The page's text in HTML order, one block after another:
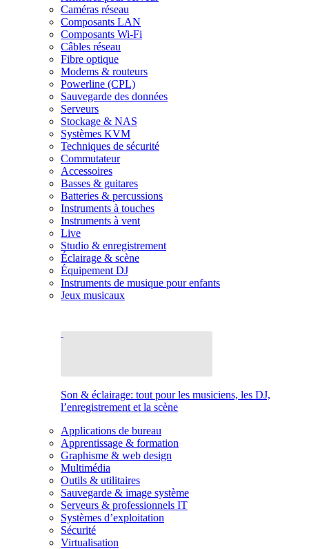
Caméras réseau
Composants LAN
Composants Wi-Fi
Câbles réseau
Fibre optique
Modems & routeurs
Powerline (CPL)
Sauvegarde des données
Serveurs
Stockage & NAS
Systèmes KVM
Techniques de sécurité
Commutateur
Accessoires
Basses & guitares
Batteries & percussions
Instruments à touches
Instruments à vent
Live
Studio & enregistrement
Éclairage & scène
Équipement DJ
Instruments de musique pour enfants
Jeux musicaux
Son & éclairage: tout pour les musiciens, les DJ,
l’enregistrement et la scène
Applications de bureau
Apprentissage & formation
Graphisme & web design
Multimédia
Outils & utilitaires
Sauvegarde & image système
Serveurs & professionnels IT
Systèmes d’exploitation
Sécurité
Virtualisation